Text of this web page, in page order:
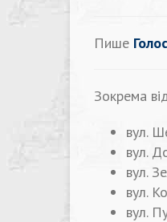
Пише
Зокрема
вул.
вул.
вул.
вул.
вул.